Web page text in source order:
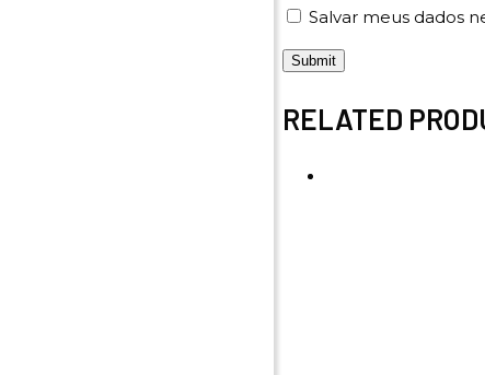
Salvar meus dados
RELATED